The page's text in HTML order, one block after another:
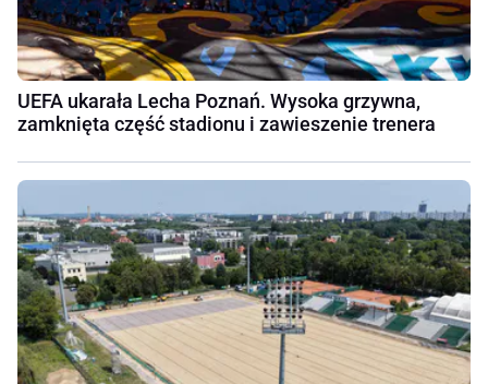
UEFA ukarała Lecha Poznań. Wysoka grzywna,
zamknięta część stadionu i zawieszenie trenera